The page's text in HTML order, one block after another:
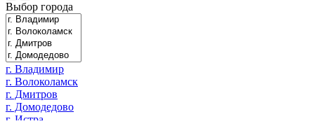
Выбор города
г. Владимир
г. Волоколамск
г. Дмитров
г. Домодедово
г. Истра